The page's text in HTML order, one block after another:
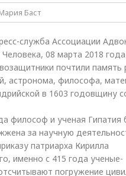
Баст
служба Ассоциации
08 марта 2018 года
почтили память
астронома, философа,
в 1603 годовщину
философ и ученая Гипатия
за научную
патриарха Кирилла
именно с 415 года ученые-
погружение